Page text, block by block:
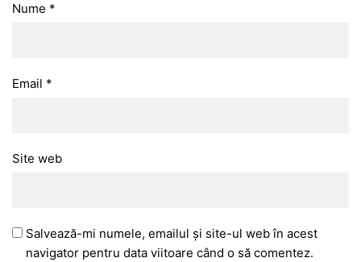
Nume *
Email *
Site web
Salvează-mi numele, emailul și site-ul web în acest
navigator pentru data viitoare când o să comentez.